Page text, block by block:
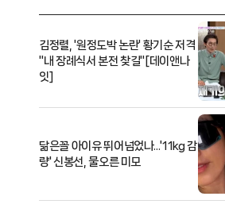
김정렬, '원정도박 논란' 황기순 저격
"내 장례식서 본전 찾길"[데이앤나
잇]
닮은꼴 아이유 뛰어넘었나...'11kg 감
량' 신봉선, 물오른 미모